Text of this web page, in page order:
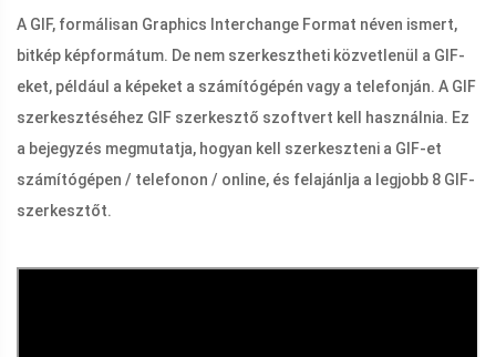
A GIF, formálisan Graphics Interchange Format néven ismert,
bitkép képformátum. De nem szerkesztheti közvetlenül a GIF-
eket, például a képeket a számítógépén vagy a telefonján. A GIF
szerkesztéséhez GIF szerkesztő szoftvert kell használnia. Ez
a bejegyzés megmutatja, hogyan kell szerkeszteni a GIF-et
számítógépen / telefonon / online, és felajánlja a legjobb 8 GIF-
szerkesztőt.